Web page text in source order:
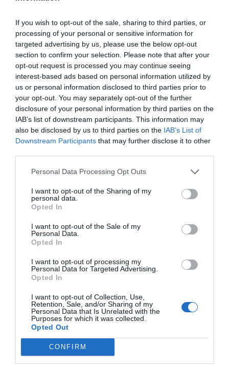
If you wish to opt-out of the sale, sharing to third parties, or
processing of your personal or sensitive information for
targeted advertising by us, please use the below opt-out
section to confirm your selection. Please note that after your
opt-out request is processed you may continue seeing
interest-based ads based on personal information utilized by
us or personal information disclosed to third parties prior to
your opt-out. You may separately opt-out of the further
disclosure of your personal information by third parties on the
IAB’s list of downstream participants. This information may
also be disclosed by us to third parties on the IAB’s List of
Downstream Participants that may further disclose it to other
Personal Data Processing Opt Outs
I want to opt-out of the Sharing of my
personal data.
Opted In
I want to opt-out of the Sale of my
Personal Data.
Opted In
I want to opt-out of processing my
Personal Data for Targeted Advertising.
Opted In
I want to opt-out of Collection, Use,
Retention, Sale, and/or Sharing of my
Personal Data that Is Unrelated with the
Purposes for which it was collected.
Opted Out
CONFIRM
ενδιαφέρουσα, προκλητική και διερευνητική
διαδικασία.
Όλα τα προϊόντα της εταιρείας είναι σχεδιασμένα για
να ενθαρρύνουν τα παιδιά να παίξουν αυθόρμητα. Με
αυτόν τον φυσικό τρόπο, αναπτύσσουν θεμελιώδεις
δεξιότητες και κατακτούν τη γνώση, μετατρέποντας
την εκπαιδευτική εμπειρία σε μια αξέχαστη
περιπέτεια!
Γιατί να επιλέξετε τα εκπαιδευτικά
παιχνίδια Educo;
Η Educo ξεχωρίζει γιατί παρέχει σαφείς
κατευθυντήριες γραμμές για τη μάθηση και τη
διδασκαλία. Τα προϊόντα της είναι προσεκτικά
κατηγοριοποιημένα σε ενότητες, καθεμία από τις
οποίες εξυπηρετεί ένανσυγκεκριμένο αναπτυξιακό
Ανάπτυξη Δεξιοτήτων:Από τη λεπτή κινητικότητα
Διέγερση Εμπειρίας:Κάθε παζλ και παιχνίδι είναι
ένα εργαλείο που κινητοποιεί τη σκέψη και τη
δημιουργικότητα.
σπίτι όσο και σε σχολικά περιβάλλοντα (Montessori,
Νηπιαγωγεία).
Ένας Όμιλος, Ένας Κόσμος Γνώσης
Η Educo αποτελεί μέρος μιας μεγάλης οικογένειας
που εξειδικεύεται στην εκπαίδευση. Στον όμιλο της
Heutinkανήκουν επίσης παγκοσμίου φήμης brands,
παιδαγωγική εγκυρότητα:
Montessori:Αυθεντικά υλικά της μεθόδου
Μοντεσσόρι.
Jegro:Εξειδικευμένα εργαλεία για τα μαθηματικά και
τη γλώσσα.
Toys for Life:
Ποιοτικά παιχνίδια για την ανάπτυξη
των παιδιών στο σπίτι.